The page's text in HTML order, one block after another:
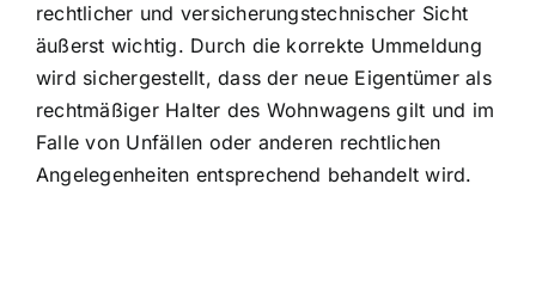
rechtlicher und versicherungstechnischer Sicht
äußerst wichtig. Durch die korrekte Ummeldung
wird sichergestellt, dass der neue Eigentümer als
rechtmäßiger Halter des Wohnwagens gilt und im
Falle von Unfällen oder anderen rechtlichen
Angelegenheiten entsprechend behandelt wird.